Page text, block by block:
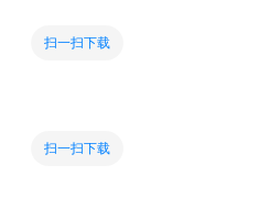
扫一扫下载
扫一扫下载